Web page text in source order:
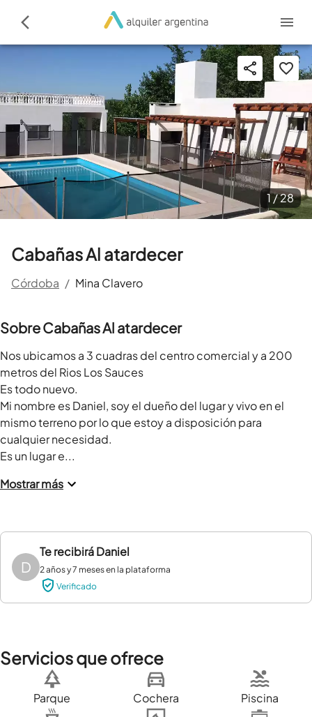
Cabañas Al atardecer
Córdoba / Mina Clavero
1 /28
Sobre Cabañas Al atardecer
Nos ubicamos a 3 cuadras del centro comercial y a 200
metros del Rios Los Sauces
Es todo nuevo.
Mi nombre es Daniel, soy el dueño del lugar y vivo en el
mismo terreno por lo que estoy a disposición para
cualquier necesidad.
Es un lugar e...
Mostrar más
D
Te recibiráDaniel
2 años y 7 meses en la plataforma
Verificado
Servicios que ofrece
Parque Cochera Piscina